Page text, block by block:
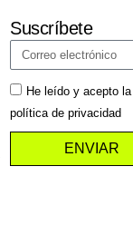
Suscríbete
He leído y acepto la
política de privacidad
ENVIAR